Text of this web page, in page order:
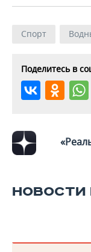
Спорт
Поделитесь в
НОВОСТИ